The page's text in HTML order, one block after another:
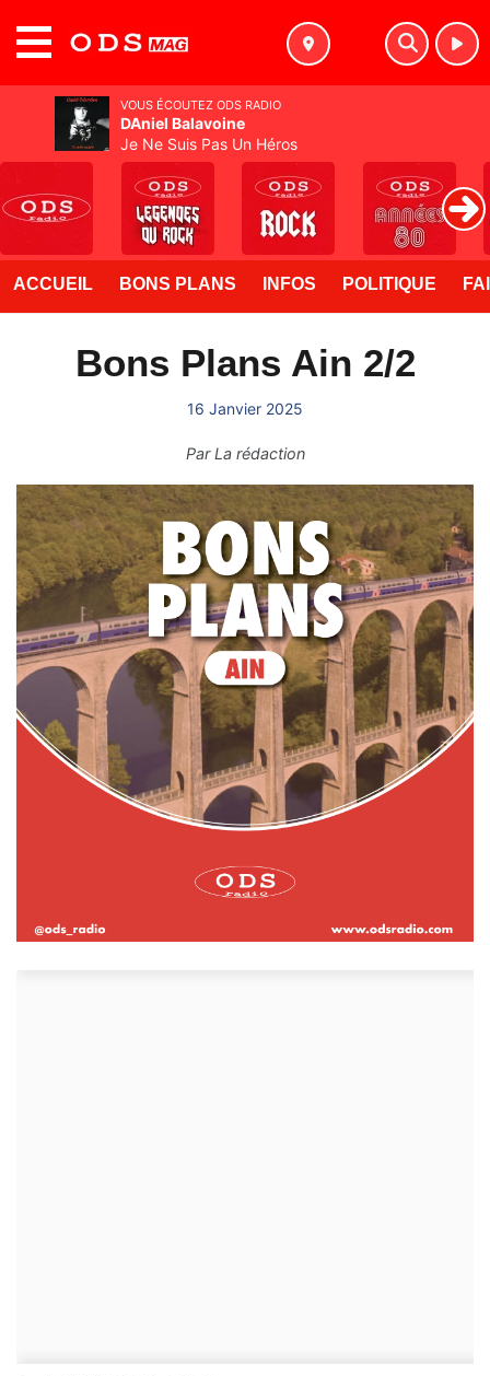
ACCUEIL BONS PLANS INFOS POLITIQUE
Bons Plans Ain 2/2
16 Janvier 2025
ParLa rédaction
VOUS ÉCOUTEZ ODS RADIO
DAniel Balavoine
Je Ne Suis Pas Un Héros